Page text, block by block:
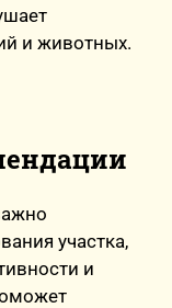
и животных.
участка,
и